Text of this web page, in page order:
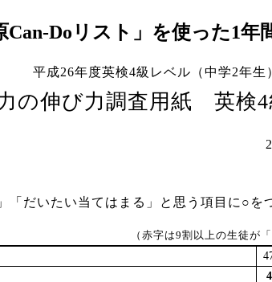
Can-Doリスト」を使った1年
平成26年度英検4級レベル（中学2年生
の伸び力調査用紙 英検4
「だいたい当てはまる」と思う項目に○を
（赤字は9割以上の生徒が